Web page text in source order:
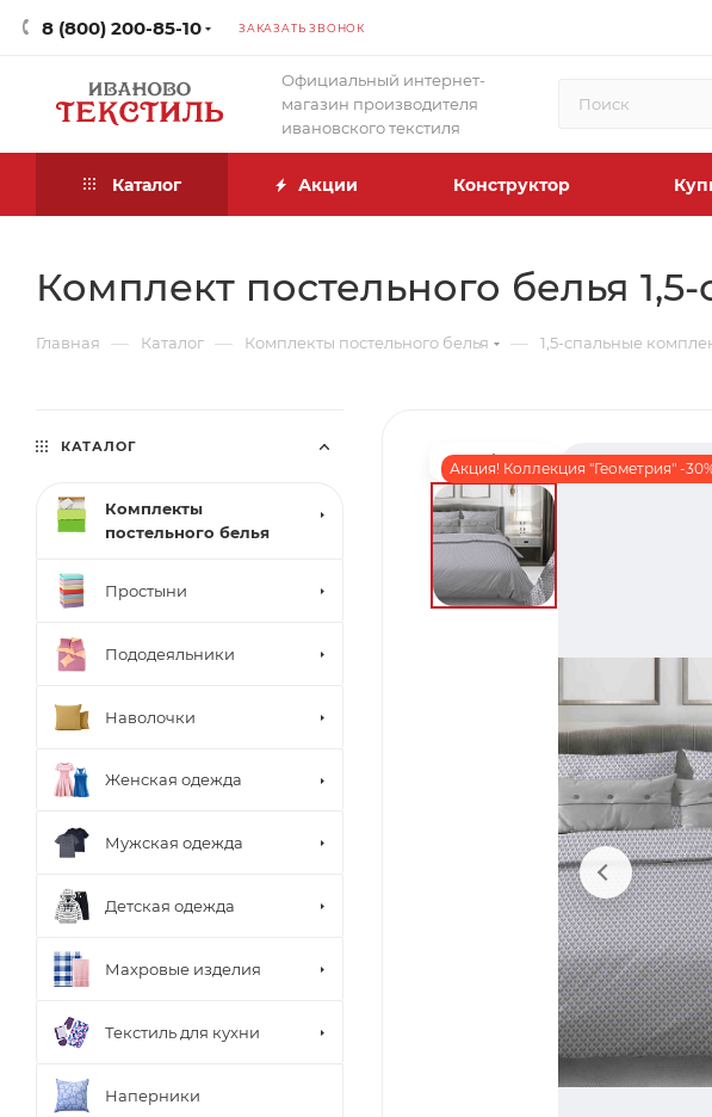
8 (800) 200-85-10 ЗАКАЗАТЬ ЗВОНОК
Официальный интернет-
магазин производителя
ивановского текстиля
Каталог Акции Конструктор
Комплект постельного белья
Главная — Каталог — Комплекты постельного белья — 1,5-спальные
Акция! Коллекция "Геометрия" -
КАТАЛОГ
Комплекты
постельного белья
Простыни
Пододеяльники
Наволочки
Женская одежда
Мужская одежда
Детская одежда
Махровые изделия
Текстиль для кухни
Наперники